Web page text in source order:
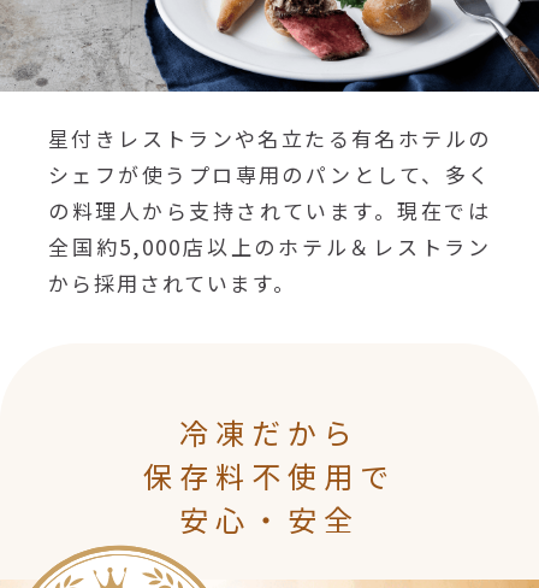
星付きレストランや名立たる有名ホテルの
シェフが使うプロ専用のパンとして、多く
の料理人から支持されています。現在では
全国約5,000店以上のホテル＆レストラン
から採用されています。
冷凍だから
保存料不使用で
安心・安全